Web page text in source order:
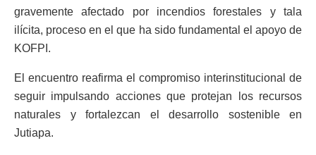
gravemente afectado por incendios forestales y tala
ilícita, proceso en el que ha sido fundamental el apoyo de
KOFPI.
El encuentro reafirma el compromiso interinstitucional de
seguir impulsando acciones que protejan los recursos
naturales y fortalezcan el desarrollo sostenible en
Jutiapa.